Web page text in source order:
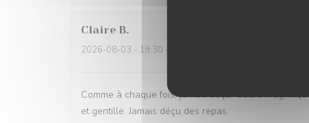
Claire B
2026-08-03 - 19:30 - guests 3
Comme à chaque fois, jamais déçu. Cadre
et gentille. Jamais déçu des repas.